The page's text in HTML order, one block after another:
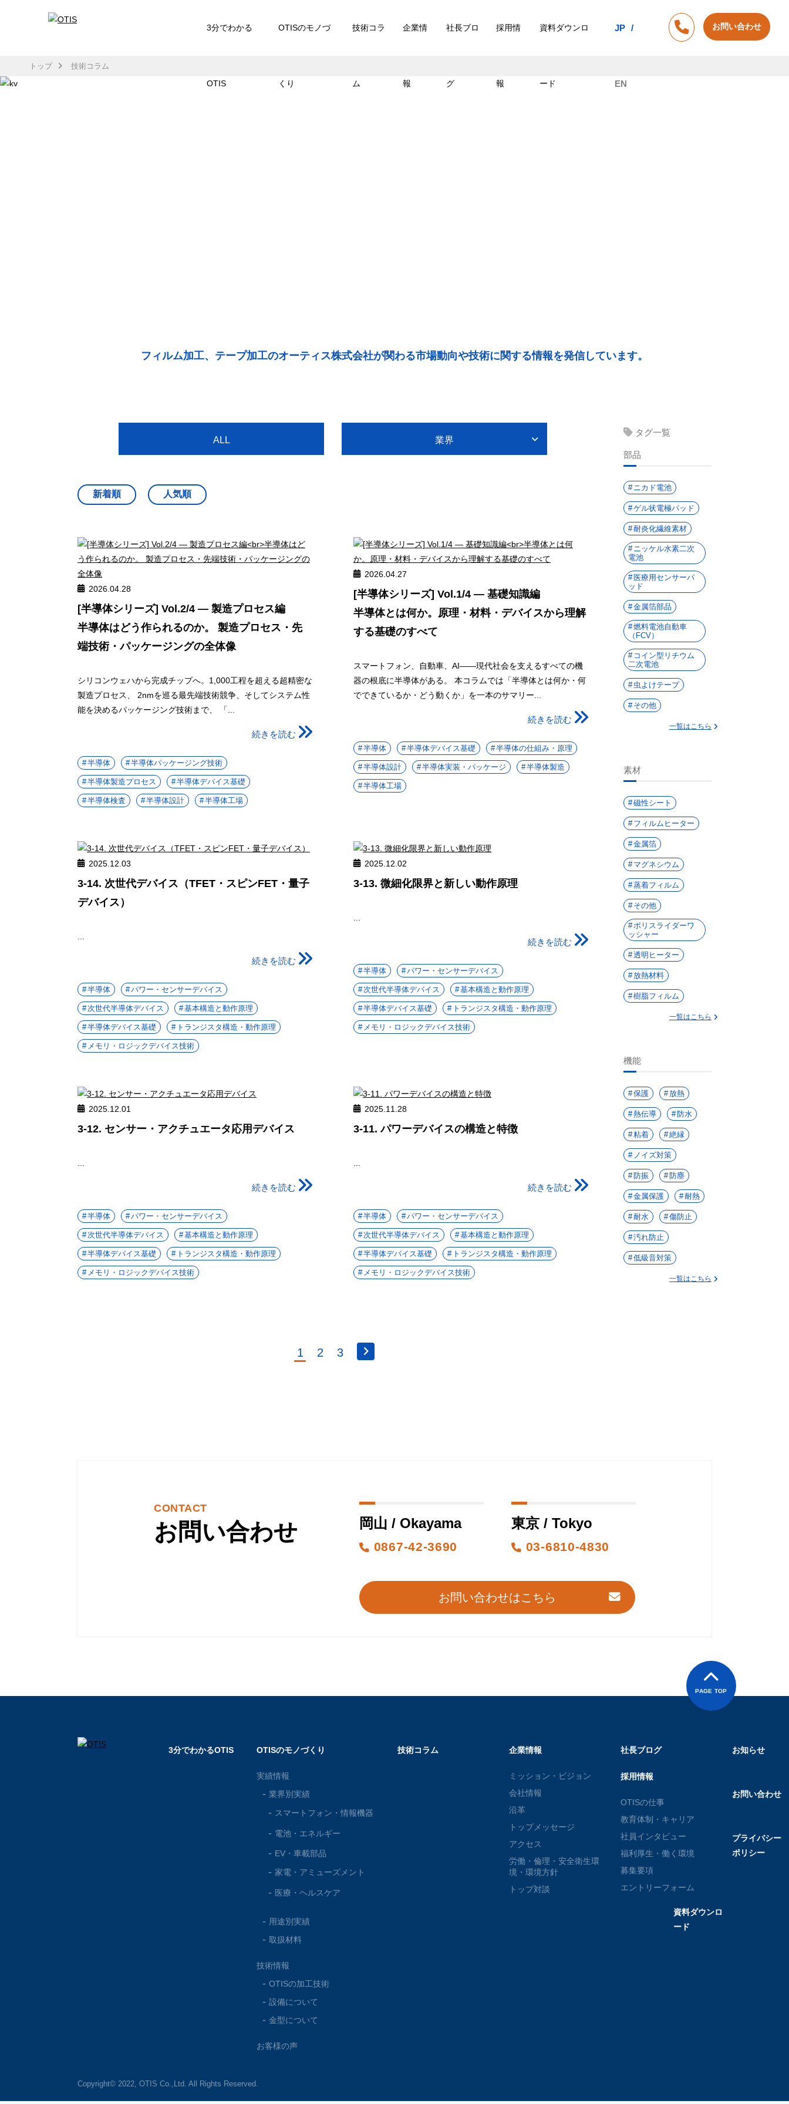
3分でわかる
OTIS
OTISのモノづ
くり
技術コラ
ム
企業情
報
社長ブロ
グ
採用情
報
資料ダウンロ
ード
JP
EN
お問い合わせ
トップ 技術コラム
フィルム加工、テープ加工のオーティス株式会社が関わる市場動向や技術に関する情報を発信しています。
ALL 業界
2026.04.28
[半導体シリーズ] Vol.2/4 ― 製造プロセス編
半導体はどう作られるのか。 製造プロセス・先
端技術・パッケージングの全体像
シリコンウェハから完成チップへ。1,000工程を超える超精密な
製造プロセス、 2nmを巡る最先端技術競争、そしてシステム性
能を決めるパッケージング技術まで、 「...
続きを読む
半導体 半導体パッケージング技術
半導体製造プロセス 半導体デバイス基礎
半導体検査 半導体設計 半導体工場
2026.04.27
[半導体シリーズ] Vol.1/4 ― 基礎知識編
半導体とは何か。原理・材料・デバイスから理解
する基礎のすべて
スマートフォン、自動車、AI――現代社会を支えるすべての機
器の根底に半導体がある。 本コラムでは「半導体とは何か・何
でできているか・どう動くか」を一本のサマリー...
続きを読む
半導体 半導体デバイス基礎 半導体の仕組み・原理
半導体設計 半導体実装・パッケージ 半導体製造
半導体工場
2025.12.03
3-14. 次世代デバイス（TFET・スピンFET・量子
デバイス）
続きを読む
半導体 パワー・センサーデバイス
次世代半導体デバイス 基本構造と動作原理
半導体デバイス基礎 トランジスタ構造・動作原理
メモリ・ロジックデバイス技術
2025.12.02
3-13. 微細化限界と新しい動作原理
続きを読む
半導体 パワー・センサーデバイス
次世代半導体デバイス 基本構造と動作原理
半導体デバイス基礎 トランジスタ構造・動作原理
メモリ・ロジックデバイス技術
2025.12.01
3-12. センサー・アクチュエータ応用デバイス
続きを読む
半導体 パワー・センサーデバイス
次世代半導体デバイス 基本構造と動作原理
半導体デバイス基礎 トランジスタ構造・動作原理
メモリ・ロジックデバイス技術
2025.11.28
3-11. パワーデバイスの構造と特徴
続きを読む
半導体 パワー・センサーデバイス
次世代半導体デバイス 基本構造と動作原理
半導体デバイス基礎 トランジスタ構造・動作原理
メモリ・ロジックデバイス技術
1 2 3
タグ一覧
部品
ニカド電池
ゲル状電極パッド
耐炎化繊維素材
ニッケル水素二次
電池
医療用センサーパ
ッド
金属箔部品
燃料電池自動車
（FCV）
コイン型リチウム
二次電池
虫よけテープ
その他
一覧はこちら
素材
磁性シート
フィルムヒーター
金属箔
マグネシウム
蒸着フィルム
その他
ポリスライダーワ
ッシャー
透明ヒーター
放熱材料
樹脂フィルム
一覧はこちら
機能
保護 放熱
熱伝導 防水
粘着 絶縁
ノイズ対策
防振 防塵
金属保護 耐熱
耐水 傷防止
汚れ防止
低級音対策
一覧はこちら
CONTACT
お問い合わせ 岡山 / Okayama
0867-42-3690
東京 / Tokyo
03-6810-4830
お問い合わせはこちら
3分でわかるOTIS OTISのモノづくり
実績情報
業界別実績
スマートフォン・情報機器
電池・ エネルギー
EV・車載部品
家電・ アミューズメント
医療・ ヘルスケア
用途別実績
取扱材料
技術情報
OTISの加工技術
設備について
金型について
お客様の声
技術コラム 企業情報
ミッション・ビジョン
会社情報
沿革
トップメッセージ
アクセス
労働・倫理・安全衛生環
境・環境方針
トップ対談
社長ブログ
採用情報
OTISの仕事
教育体制・キャリア
社員インタビュー
福利厚生・働く環境
募集要項
エントリーフォーム
資料ダウンロ
ード
お知らせ
お問い合わせ
プライバシー
ポリシー
Copyright© 2022, OTIS Co.,Ltd. All Rights Reserved.
PAGE TOP